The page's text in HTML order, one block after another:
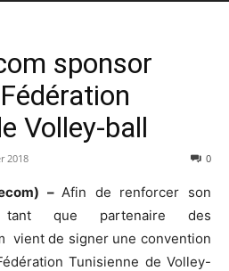
sponsor
Volley-ball
2018 0
– Afin de renforcer son
tant que partenaire des
vient de signer une convention
Tunisienne de Volley-